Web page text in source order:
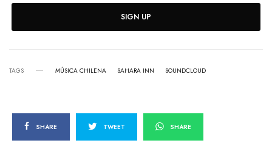
SIGN UP
TAGS MÚSICA CHILENA SAHARA INN SOUNDCLOUD
SHARE TWEET SHARE